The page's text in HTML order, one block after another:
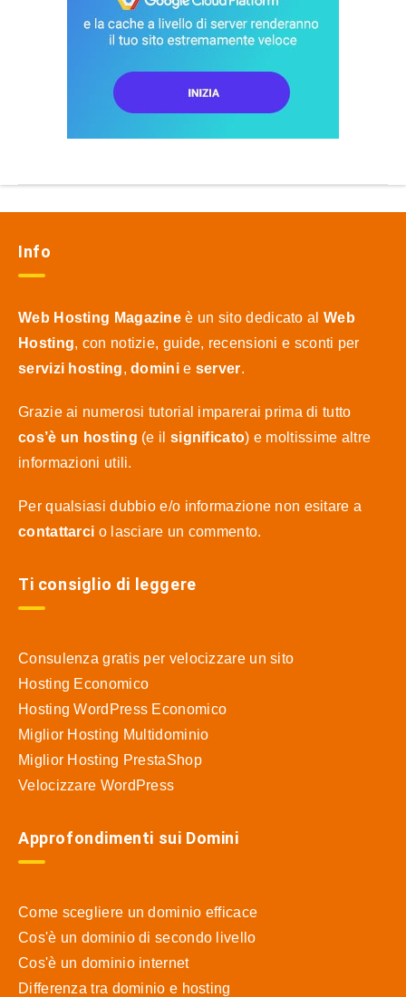
Info
Web Hosting Magazine è un sito dedicato al Web
Hosting, con notizie, guide, recensioni e sconti per
servizi hosting,dominie server.
Grazie ai numerosi tutorial imparerai prima di tutto
cos’è un hosting (e il significato) e moltissime altre
informazioni utili.
Per qualsiasi dubbio e/o informazione non esitare a
contattarci o lasciare un commento.
Ti consiglio di leggere
Consulenza gratis per velocizzare un sito
Hosting Economico
Hosting WordPress Economico
Miglior Hosting Multidominio
Miglior Hosting PrestaShop
Velocizzare WordPress
Approfondimenti sui Domini
Come scegliere un dominio efficace
Cos'è un dominio di secondo livello
Cos'è un dominio internet
Differenza tra dominio e hosting